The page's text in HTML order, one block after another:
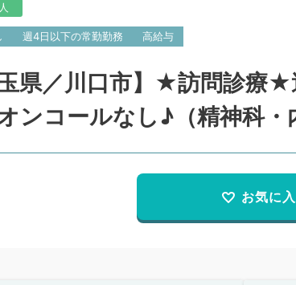
週4日以下の常勤勤務 高給与
玉県／川口市】★訪問診
ンコールなし♪（精神科・
お気に